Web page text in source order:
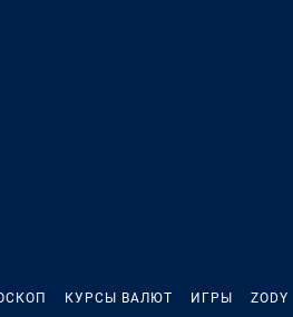
КУРСЫ ВАЛЮТ ИГРЫ ZODY